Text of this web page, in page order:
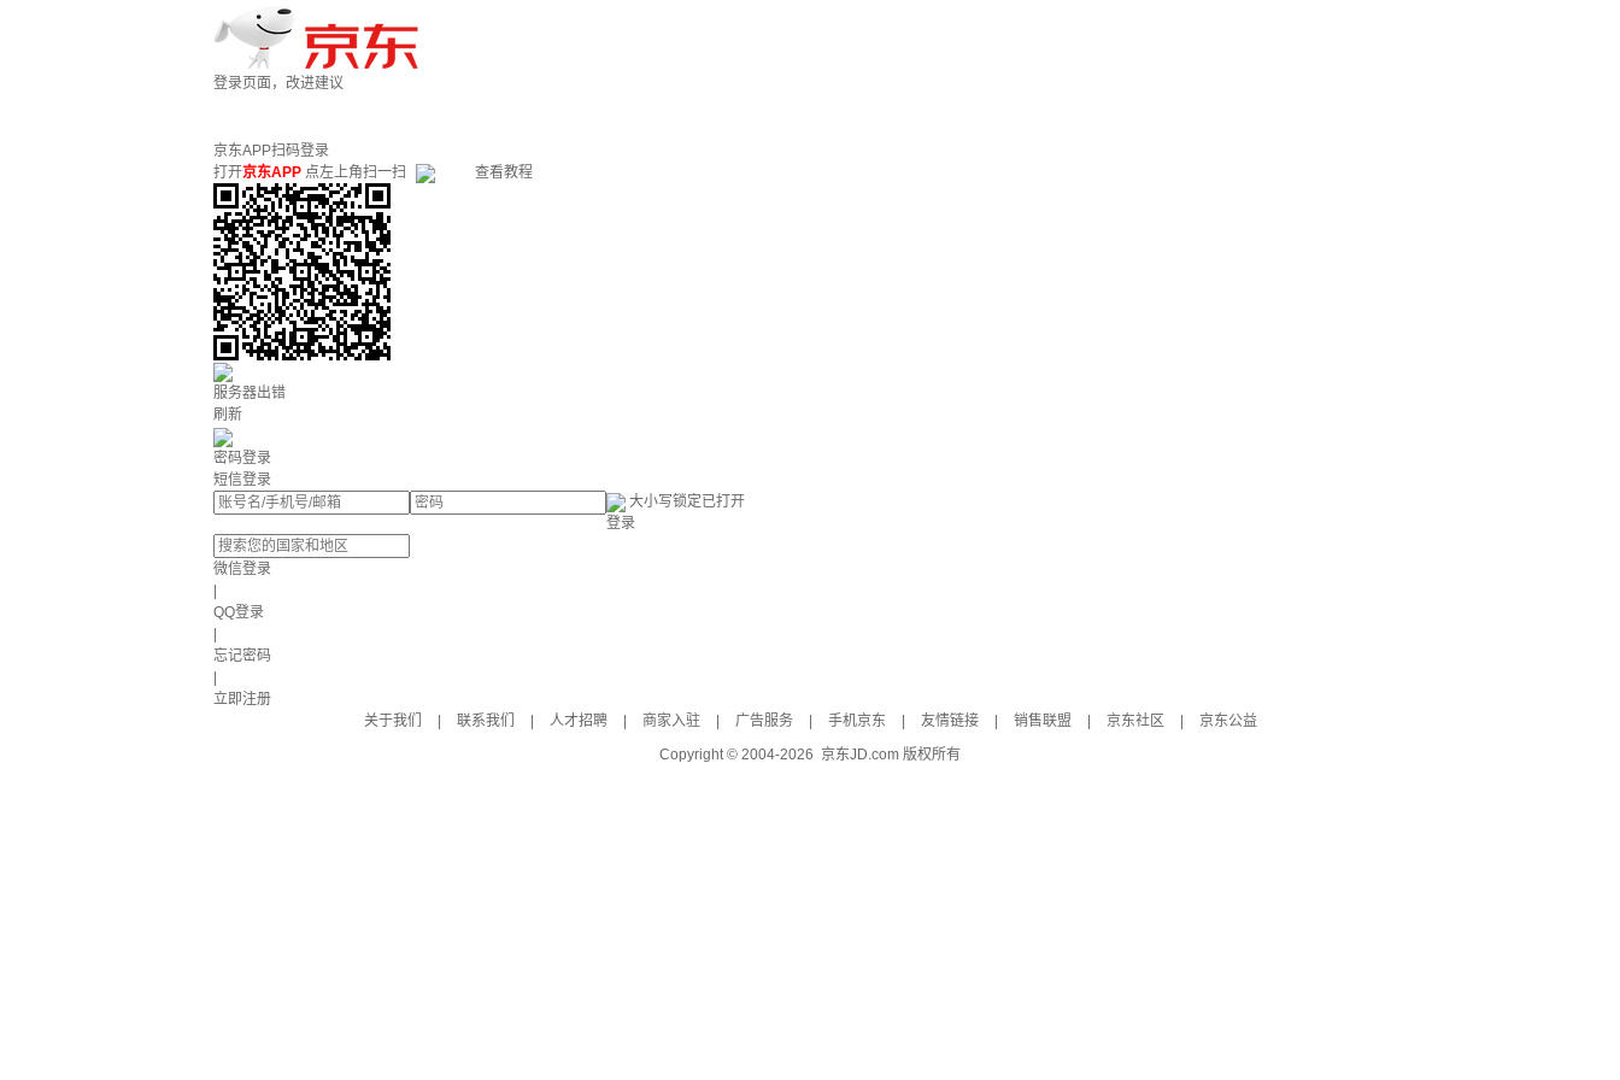
登录页面，改进建议
京东APP扫码登录
打开京东APP 点左上角扫一扫 查看教程
服务器出错
刷新
密码登录
短信登录
大小写锁定已打开
登录
微信登录
QQ登录
忘记密码
立即注册
关于我们
联系我们 人才招聘 商家入驻 广告服务 手机京东 友情链接 销售联盟 京东社区
京东公益
Copyright © 2004-2026 京东JD.com 版权所有